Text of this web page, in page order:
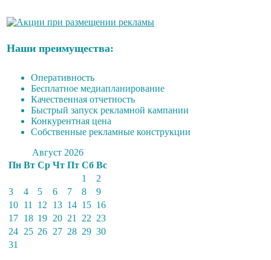
Наши преимущества:
Оперативность
Бесплатное медиапланирование
Качественная отчетность
Быстрый запуск рекламной кампании
Конкурентная цена
Собственные рекламные конструкции
Август 2026
Пн Вт Ср Чт Пт Сб Вс
1
2
3
4 5 6 7 8
9
10 11 12 13 14 15 16
17 18 19 20 21 22 23
24 25 26 27 28 29 30
31